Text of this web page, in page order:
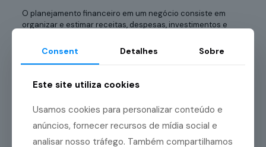
O planejamento financeiro em um negócio consiste em
organizar e estimar receitas, despesas, investimentos e
que a empresa saiba onde está e para onde deseja ir,
Quando não há esse planejamento, o negócio fica mais
recursos para honrar compromissos e pode perder boas
oportunidades de crescimento por não ter capital
Consent Detalhes Sobre
Este site utiliza cookies
Usamos cookies para personalizar conteúdo e
anúncios, fornecer recursos de mídia social e
analisar nosso tráfego. Também compartilhamos